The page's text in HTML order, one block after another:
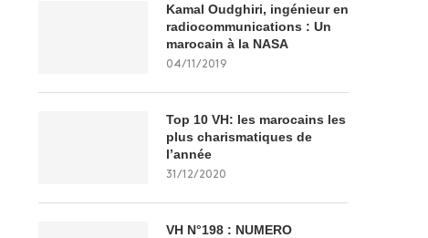
Kamal Oudghiri, ingénieur en
radiocommunications : Un
marocain à la NASA
04/11/2019
Top 10 VH: les marocains les
plus charismatiques de
l’année
31/12/2020
VH N°198 : NUMERO